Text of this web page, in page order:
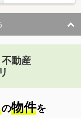
動産
の物件を